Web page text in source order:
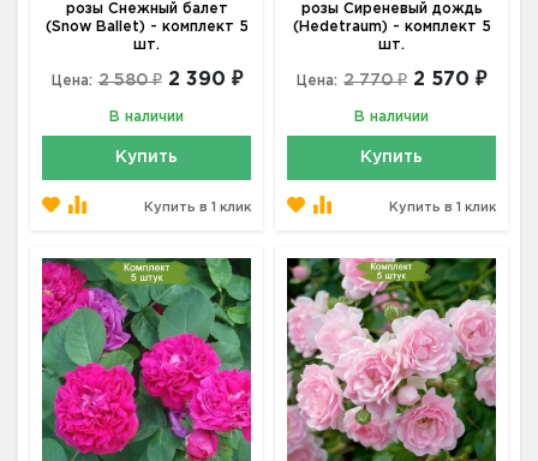
розы Снежный балет
(Snow Ballet) - комплект 5
шт.
Цена: 2 580 ₽ 2 390 ₽
В наличии
Купить
Купить в 1 клик
розы Сиреневый дождь
(Hedetraum) - комплект 5
шт.
Цена: 2 770 ₽ 2 570 ₽
В наличии
Купить
Купить в 1 клик